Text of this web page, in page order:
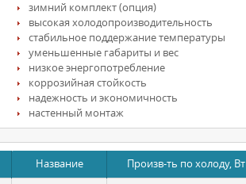
зимний комплект (опция)
высокая холодопроизводительность
стабильное поддержание температуры
уменьшенные габариты и вес
низкое энергопотребление
коррозийная стойкость
надежность и экономичность
настенный монтаж
Название Произв-ть по холоду, Вт